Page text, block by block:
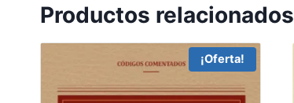
Productos relacionados
¡Oferta!